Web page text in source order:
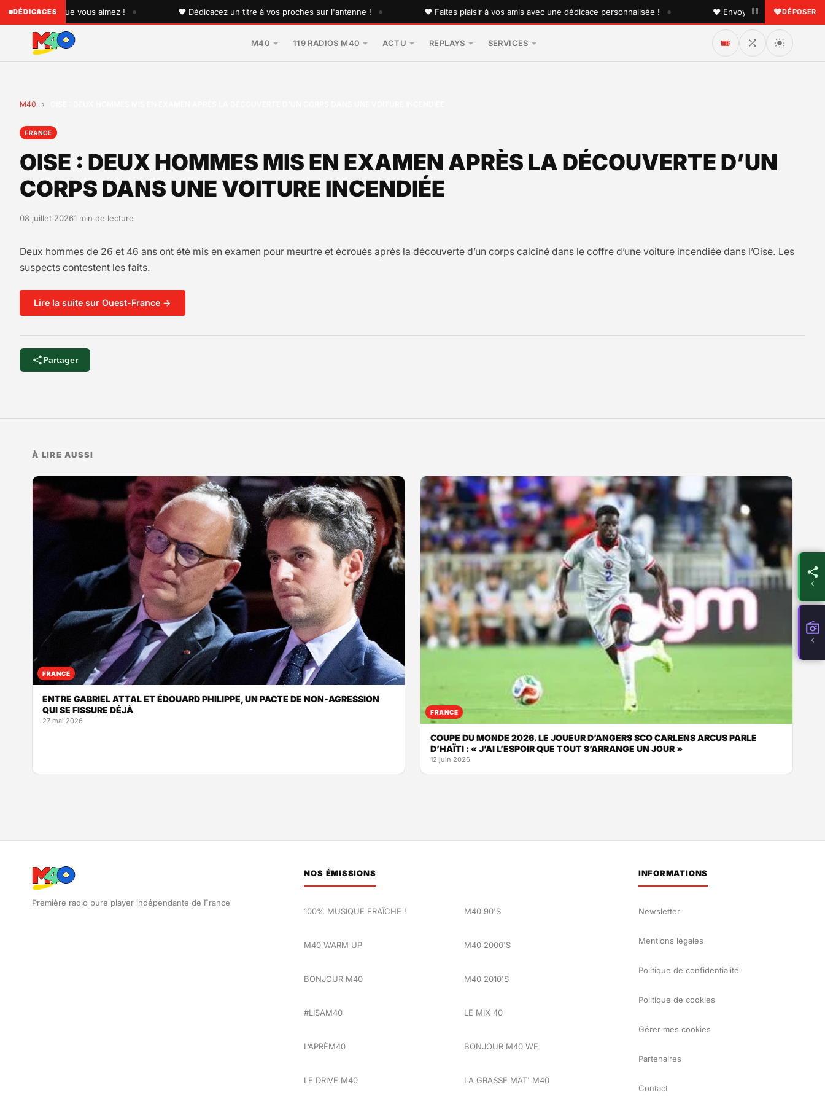
DÉDICACESque vous aimez ! • ♥ Dédicacez un titre à vos proches sur l'antenne ! • ♥ Faites plaisir à vos amis avec une dédicace personnalisée ! • ♥ Envoyez une dédicace àDÉPOSER
M40 119 RADIOS M40 ACTU REPLAYS SERVICES 🎟️
M40 ›
FRANCE
OISE : DEUX HOMMES MIS EN EXAMEN APRÈS LA DÉCOUVERTE D’UN
CORPS DANS UNE VOITURE INCENDIÉE
08 juillet 20261 min de lecture
Deux hommes de 26 et 46 ans ont été mis en examen pour meurtre et écroués après la découverte d’un corps calciné dans le coffre d’une voiture incendiée dans l’Oise. Les
suspects contestent les faits.
Lire la suite sur Ouest-France →
Partager
À LIRE AUSSI
FRANCE
ENTRE GABRIEL ATTAL ET ÉDOUARD PHILIPPE, UN PACTE DE NON-AGRESSION
QUI SE FISSURE DÉJÀ
27 mai 2026
FRANCE
COUPE DU MONDE 2026. LE JOUEUR D’ANGERS SCO CARLENS ARCUS PARLE
D’HAÏTI : « J’AI L’ESPOIR QUE TOUT S’ARRANGE UN JOUR »
12 juin 2026
Première radio pure player indépendante de France
NOS ÉMISSIONS
100% MUSIQUE FRAÎCHE !
M40 WARM UP
BONJOUR M40
#LISAM40
L’APRÈM40
LE DRIVE M40
M40 90'S
M40 2000'S
M40 2010'S
LE MIX 40
BONJOUR M40 WE
LA GRASSE MAT' M40
INFORMATIONS
Newsletter
Mentions légales
Politique de confidentialité
Politique de cookies
Gérer mes cookies
Partenaires
Contact